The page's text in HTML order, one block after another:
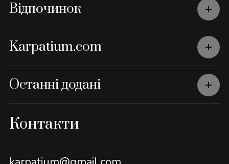
Відпочинок
Karpatium.com
Останні додані
Контакти